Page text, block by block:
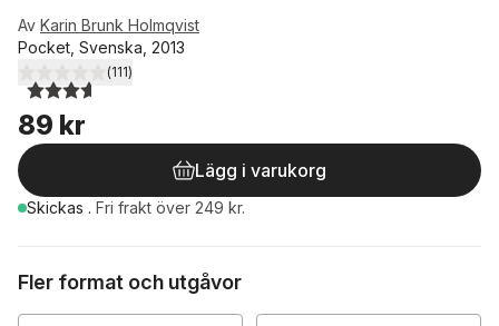
Av Karin Brunk Holmqvist
Pocket, Svenska, 2013
3,6utav 5 stjärnor. Totalt antal röster:
(111)
89 kr
Lägg i varukorg
Skickas . Fri frakt över 249 kr.
Fler format och utgåvor